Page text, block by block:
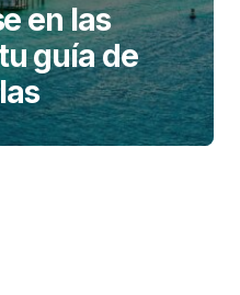
en las
guía de